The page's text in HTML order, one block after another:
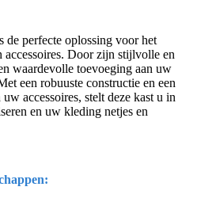
perfecte oplossing voor het
Door zijn stijlvolle en
waardevolle toevoeging aan uw
een robuuste constructie en een
accessoires, stelt deze kast u in
en uw kleding netjes en